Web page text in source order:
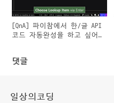
[QnA] 파이참에서 한/글 API
코드 자동완성을 하고 싶어
댓글
일상의코딩